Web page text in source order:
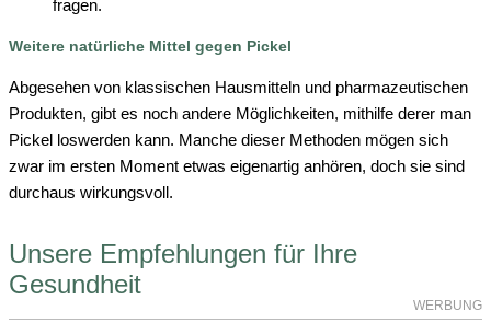
fragen.
Weitere natürliche Mittel gegen Pickel
Abgesehen von klassischen Hausmitteln und pharmazeutischen
Produkten, gibt es noch andere Möglichkeiten, mithilfe derer man
Pickel loswerden kann. Manche dieser Methoden mögen sich
zwar im ersten Moment etwas eigenartig anhören, doch sie sind
durchaus wirkungsvoll.
Unsere Empfehlungen für Ihre
Gesundheit
WERBUNG